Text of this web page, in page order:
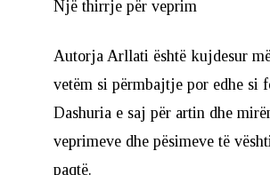
Një thirrje për veprim
Autorja Arllati është kujdesur
vetëm si përmbajtje por edhe si
Dashuria e saj për artin dhe
veprimeve dhe pësimeve të
paqtë.